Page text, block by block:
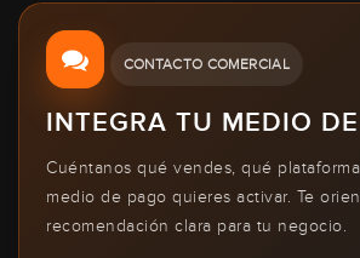
CONTACTO COMERCIAL
INTEGRA TU MEDIO
Cuéntanos qué vendes, qué
medio de pago quieres activar. Te
recomendación clara para tu negocio.